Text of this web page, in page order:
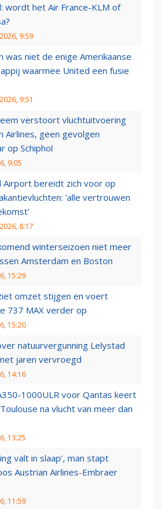
wordt het Air France-KLM of
9:59
was niet de enige Amerikaanse
waarmee United een fusie
9:51
verstoort vluchtuitvoering
Airlines, geen gevolgen
op Schiphol
9:05
Airport bereidt zich voor op
'alle vertrouwen
8:17
winterseizoen niet meer
Amsterdam en Boston
15:29
omzet stijgen en voert
737 MAX verder op
15:20
natuurvergunning Lelystad
jaren vervroegd
14:16
1000ULR voor Qantas keert
na vlucht van meer dan
13:25
valt in slaap’, man stapt
Austrian Airlines-Embraer
11:59